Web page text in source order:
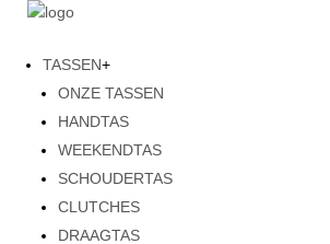
TASSEN+
ONZE TASSEN
HANDTAS
WEEKENDTAS
SCHOUDERTAS
CLUTCHES
DRAAGTAS